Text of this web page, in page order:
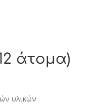
άτομα)
υλικών